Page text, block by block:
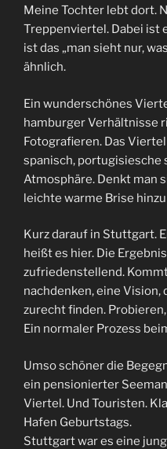
Meine Tochter lebt dort.
Treppenviertel. Dabei ist
ist das „man sieht nur,
ähnlich.
Ein wunderschönes
hamburger Verhältnisse
Fotografieren. Das
spanisch, portugisiesche
Atmosphäre. Denkt man
leichte warme Brise hinzu
Kurz darauf in Stuttgart.
heißt es hier. Die
zufriedenstellend.
nachdenken, eine Vision,
zurecht finden.
Ein normaler Prozess
Umso schöner die
ein pensionierter
Viertel. Und Touristen.
Hafen Geburtstags.
Stuttgart war es eine